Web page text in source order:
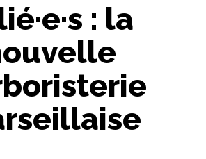
: la